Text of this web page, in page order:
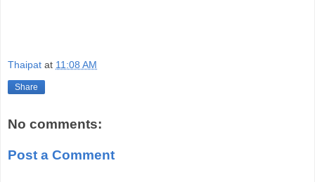
Thaipat at 11:08 AM
Share
No comments:
Post a Comment